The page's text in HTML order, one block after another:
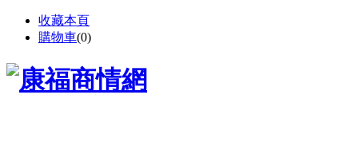
收藏本頁
購物車(0)